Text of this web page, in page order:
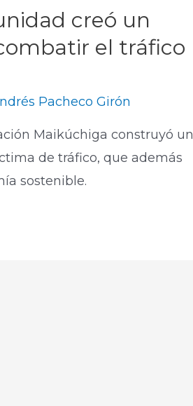
creó un
el tráfico
Pacheco Girón
Maikúchiga construyó un
de tráfico, que además
sostenible.